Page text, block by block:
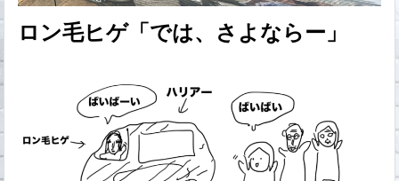
ロン毛ヒゲ「では、さよならー」